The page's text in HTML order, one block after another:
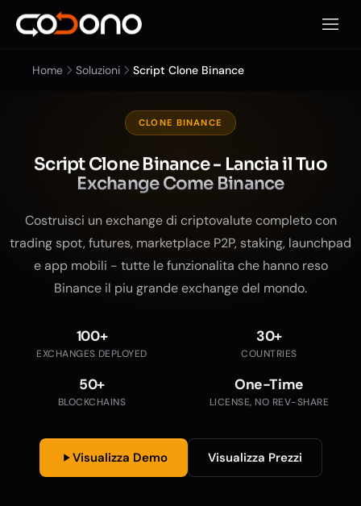
Apri
Home Soluzioni Script Clone Binance
CLONE BINANCE
Script Clone Binance - Lancia il Tuo
Exchange Come Binance
Costruisci un exchange di criptovalute completo con
trading spot, futures, marketplace P2P, staking, launchpad
e app mobili - tutte le funzionalita che hanno reso
Binance il piu grande exchange del mondo.
100+
EXCHANGES DEPLOYED
30+
COUNTRIES
50+
BLOCKCHAINS
One-Time
LICENSE, NO REV-SHARE
Visualizza Demo Visualizza Prezzi